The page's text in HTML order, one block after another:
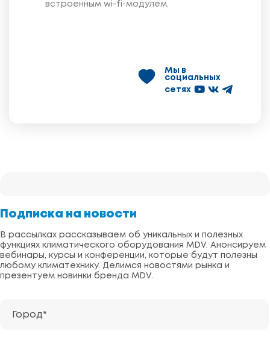
встроенным wi-fi-модулем.
Мы в
социальных
сетях
Подписка на новости
В рассылках рассказываем об уникальных и полезных
функциях климатического оборудования MDV. Анонсируем
вебинары, курсы и конференции, которые будут полезны
любому климатехнику. Делимся новостями рынка и
презентуем новинки бренда MDV.
Город*